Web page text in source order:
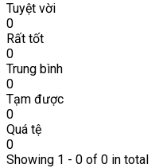
Tuyệt vời
0
Rất tốt
0
Trung bình
0
Tạm được
0
Quá tệ
0
Showing 1 - 0 of 0 in total